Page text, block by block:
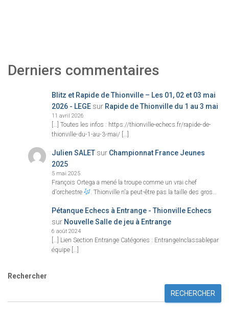
Derniers commentaires
Blitz et Rapide de Thionville – Les 01, 02 et 03 mai
2026 - LEGEsur Rapide de Thionville du 1 au 3 mai
11 avril 2026
[…] Toutes les infos : https://thionville-echecs.fr/rapide-de-
thionville-du-1-au-3-mai/ […]
Julien SALETsur Championnat France Jeunes
2025
5 mai 2025
François Ortega a mené la troupe comme un vrai chef
d'orchestre
. Thionville n'a peut-être pas la taille des gros…
Pétanque Echecs à Entrange - Thionville Echecs
sur Nouvelle Salle de jeu à Entrange
6 août 2024
[…] Lien Section Entrange Catégories : EntrangeInclassablepar
équipe […]
Rechercher
RECHERCHER